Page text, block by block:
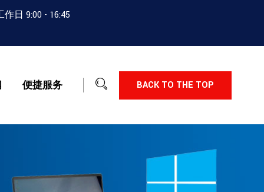
日 9:00 - 16:45
便捷服务 BACK TO THE TOP